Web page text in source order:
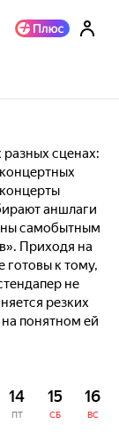
сценах:
аншлаги
самобытным
Приходя на
готовы к тому,
не
резких
понятном ей
14
ПТ
15
СБ
16
ВС